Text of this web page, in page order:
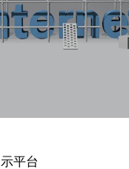
平台